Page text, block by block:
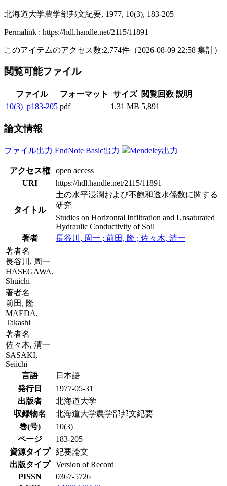
北海道大学農学部邦文紀要, 1977, 10(3), 183-205
Permalink : https://hdl.handle.net/2115/11891
このアイテムのアクセス数:2,774件 （2026-08-09 22:58 集計）
閲覧可能ファイル
ファイル フォーマット サイズ 閲覧回数 説明
10(3)_p183-205 pdf 1.31 MB 5,891
論文情報
ファイル出力 EndNote Basic出力 Mendeley出力
アクセス権
open access
URI
https://hdl.handle.net/2115/11891
タイトル
土の水平浸潤および不飽和透水係数に関する
研究
Studies on Horizontal Infiltration and Unsaturated
Hydraulic Conductivity of Soil
著者
長谷川, 周一 ; 前田, 隆 ; 佐々木, 清一
著者名
長谷川, 周一
HASEGAWA,
Shuichi
著者名
前田, 隆
MAEDA,
Takashi
著者名
佐々木, 清一
SASAKI,
Seiichi
言語
日本語
発行日
1977-05-31
出版者
北海道大学
収録物名
北海道大学農学部邦文紀要
巻(号)
10(3)
ページ
183-205
資源タイプ
紀要論文
出版タイプ
Version of Record
PISSN
0367-5726